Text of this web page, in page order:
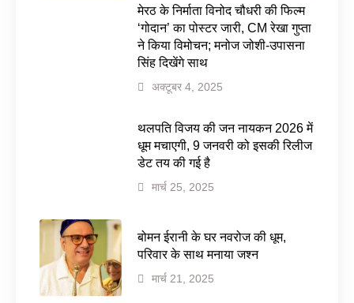
मेरठ के निर्माता विनोद चौधरी की फिल्म
‘गोदान’ का पोस्टर जारी, CM रेखा गुप्ता
ने किया विमोचन; मनोज जोशी-उपासना
सिंह दिखेंगे साथ
अक्टूबर 4, 2025
थलपति विजय की जन नायकन 2026 में
धूम मचाएगी, 9 जनवरी को इसकी रिलीज
डेट तय की गई है
मार्च 25, 2025
बोमन ईरानी के घर नवरोज की धूम,
परिवार के साथ मनाया जश्न
मार्च 21, 2025